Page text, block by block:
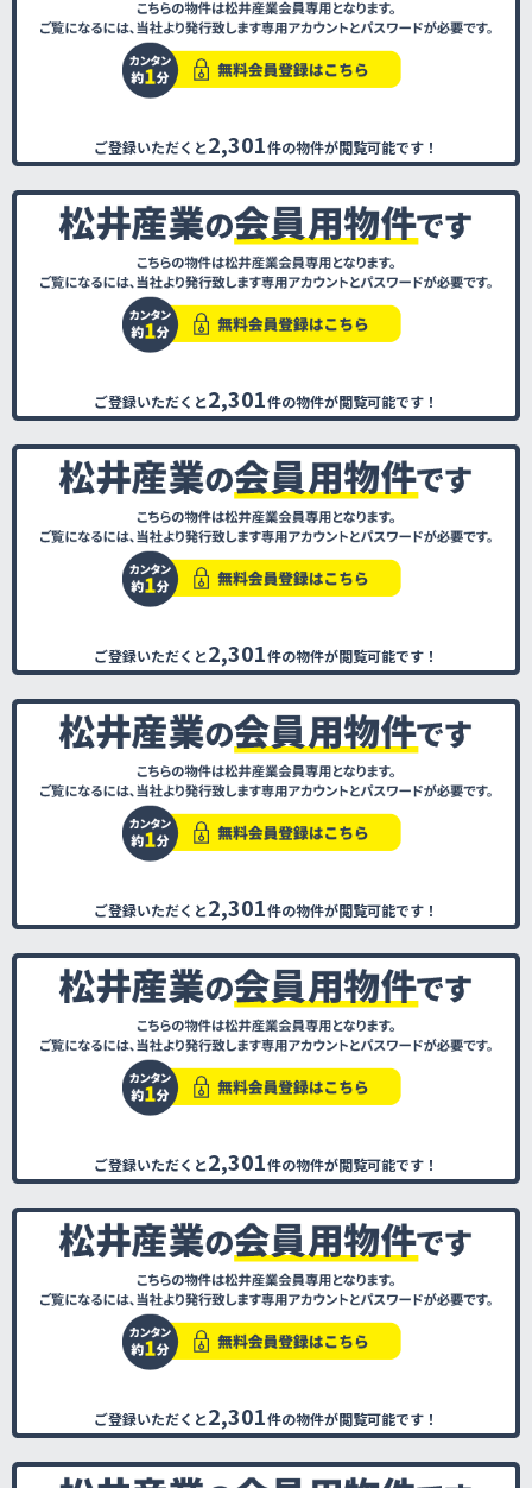
ご登録いただくと2,301件の物件が閲覧可能です！
ご登録いただくと2,301件の物件が閲覧可能です！
ご登録いただくと2,301件の物件が閲覧可能です！
ご登録いただくと2,301件の物件が閲覧可能です！
ご登録いただくと2,301件の物件が閲覧可能です！
ご登録いただくと2,301件の物件が閲覧可能です！